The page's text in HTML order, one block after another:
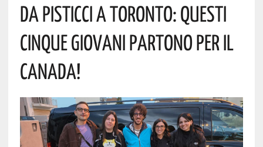
Da Pisticci A Toronto: Questi
Cinque Giovani Partono Per Il
Canada!